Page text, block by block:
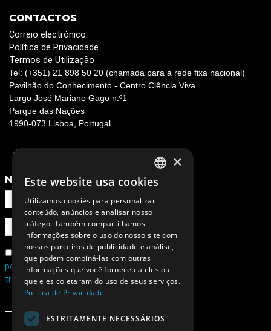
CONTACTOS
Correio electrónico
Política de Privacidade
Termos de Utilização
Tel: (+351) 21 898 50 20 (chamada para a rede fixa nacional)
Pavilhão do Conhecimento - Centro Ciência Viva
Largo José Mariano Gago n.º1
Parque das Nações
1990-073 Lisboa, Portugal
NEWSLETTER
Concordo com a
política de privacidade e de
tratamento de dados pessoais
PORTUGUESE
ENGLISH
×
Este website usa cookies
Utilizamos cookies para personalizar
conteúdo, anúncios e analisar nosso
tráfego. Também compartilhamos
informações sobre o uso do nosso site com
nossos parceiros de publicidade e análise,
que podem combiná-las com outras
informações que você forneceu a eles ou
que eles coletaram do uso de seus serviços.
Política de Privacidade
ESTRITAMENTE NECESSÁRIOS